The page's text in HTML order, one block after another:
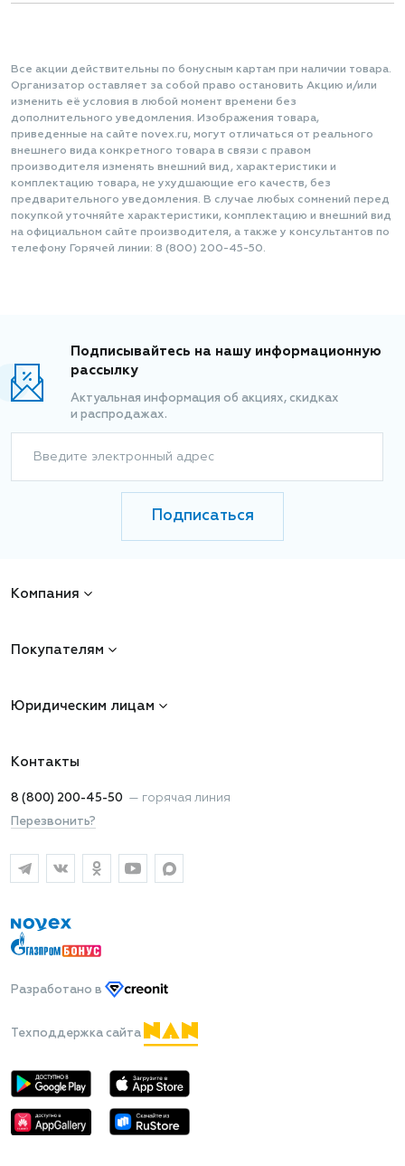
Все акции действительны по бонусным картам при наличии товара.
Организатор оставляет за собой право остановить Акцию и/или
изменить её условия в любой момент времени без
дополнительного уведомления. Изображения товара,
приведенные на сайте novex.ru, могут отличаться от реального
внешнего вида конкретного товара в связи с правом
производителя изменять внешний вид, характеристики и
комплектацию товара, не ухудшающие его качеств, без
предварительного уведомления. В случае любых сомнений перед
покупкой уточняйте характеристики, комплектацию и внешний вид
на официальном сайте производителя, а также у консультантов по
телефону Горячей линии: 8 (800) 200-45-50.
Подписывайтесь на нашу информационную
рассылку
Актуальная информация об акциях, скидках
и распродажах.
Введите электронный адрес
Подписаться
Компания
Покупателям
Юридическим лицам
Контакты
8 (800) 200-45-50 — горячая линия
Перезвонить?
Разработано в
Техподдержка сайта